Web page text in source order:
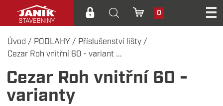
0
Úvod / PODLAHY / Příslušenství lišty /
Cezar Roh vnitřní 60 - variant ...
Cezar Roh vnitřní 60 -
varianty